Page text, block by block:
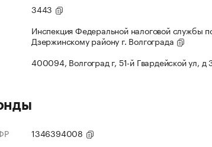
3443
Инспекция Федеральной налоговой службы
Дзержинскому району г. Волгограда
400094, Волгоград г, 51-й Гвардейской ул, д
1346394008